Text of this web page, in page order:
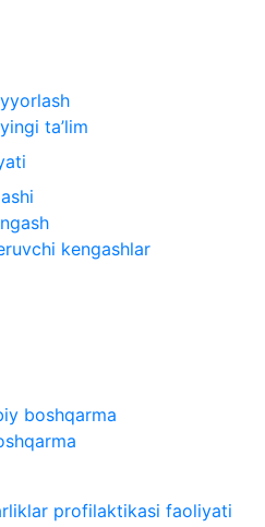
ta’lim
kengashlar
boshqarma
profilaktikasi faoliyati